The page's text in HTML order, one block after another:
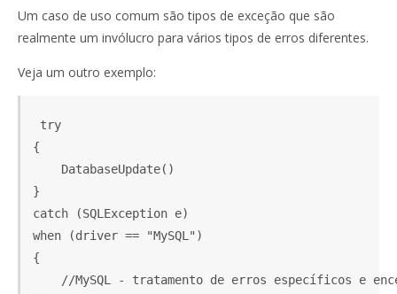
Um caso de uso comum são tipos de exceção que são
realmente um invólucro para vários tipos de erros diferentes.
Veja um outro exemplo:
try
{
    DatabaseUpdate()
}
catch (SQLException e)
when (driver == "MySQL")
{
//MySQL - tratamento de erros específicos e